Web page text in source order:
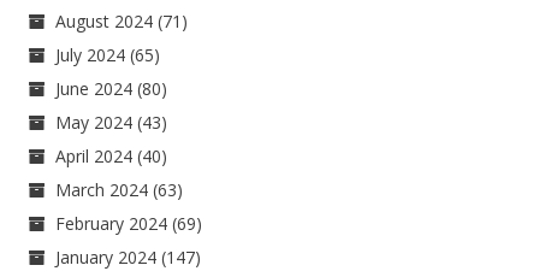
August 2024 (71)
July 2024 (65)
June 2024 (80)
May 2024 (43)
April 2024 (40)
March 2024 (63)
February 2024 (69)
January 2024 (147)